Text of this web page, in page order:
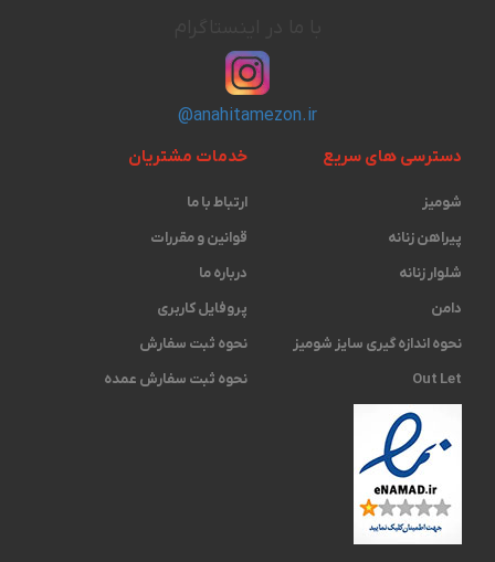
@anahitamezon.ir
دسترسی های سریع
شومیز
پیراهن زنانه
شلوار زنانه
دامن
نحوه اندازه گیری ‫سایز شومیز
Out Let
خدمات مشتریان
ارتباط با ما
قوانین و مقررات
درباره ما
پروفایل کاربری
نحوه ثبت سفارش
نحوه ثبت سفارش عمده